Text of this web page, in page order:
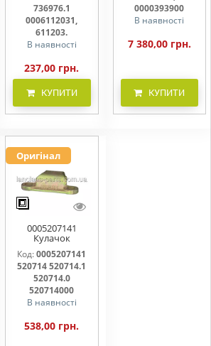
611203.
736976.1
0006112031,
611203.
В наявності
237,00 грн.
КУПИТИ
0000393900
В наявності
7 380,00 грн.
КУПИТИ
Оригінал
0005207141
Кулачок
ножовий,
прижим коси
520714, 520714.0
Код: 0005207141
520714 520714.1
520714.0
520714000
В наявності
538,00 грн.